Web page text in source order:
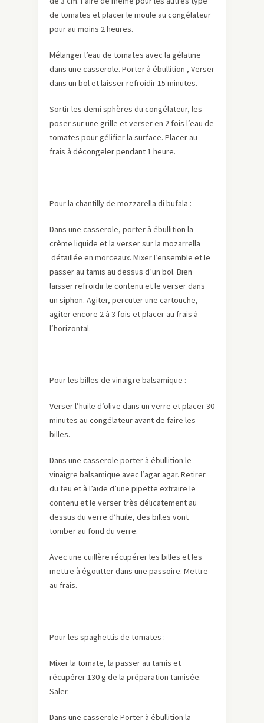
de tomates et placer le moule au congélateur
pour au moins 2 heures.
Mélanger l’eau de tomates avec la gélatine
dans une casserole. Porter à ébullition , Verser
dans un bol et laisser refroidir 15 minutes.
Sortir les demi sphères du congélateur, les
poser sur une grille et verser en 2 fois l’eau de
tomates pour gélifier la surface. Placer au
frais à décongeler pendant 1 heure.
Pour la chantilly de mozzarella di bufala :
Dans une casserole, porter à ébullition la
crème liquide et la verser sur la mozarrella
détaillée en morceaux. Mixer l’ensemble et le
passer au tamis au dessus d’un bol. Bien
laisser refroidir le contenu et le verser dans
un siphon. Agiter, percuter une cartouche,
agiter encore 2 à 3 fois et placer au frais à
l’horizontal.
Pour les billes de vinaigre balsamique :
Verser l’huile d’olive dans un verre et placer 30
minutes au congélateur avant de faire les
billes.
Dans une casserole porter à ébullition le
vinaigre balsamique avec l’agar agar. Retirer
du feu et à l’aide d’une pipette extraire le
contenu et le verser très délicatement au
dessus du verre d’huile, des billes vont
tomber au fond du verre.
Avec une cuillère récupérer les billes et les
mettre à égoutter dans une passoire. Mettre
au frais.
Pour les spaghettis de tomates :
Mixer la tomate, la passer au tamis et
récupérer 130 g de la préparation tamisée.
Saler.
Dans une casserole Porter à ébullition la